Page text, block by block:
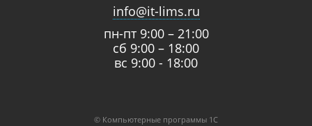
info@it-lims.ru
пн-пт 9:00 – 21:00
сб 9:00 – 18:00
вс 9:00 - 18:00
© Компьютерные программы 1C